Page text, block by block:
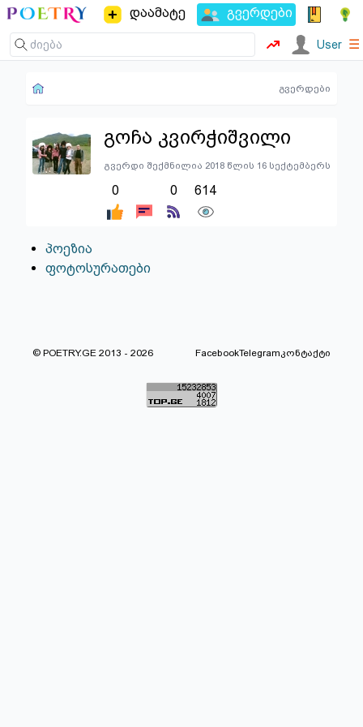
დაამატე გვერდები
User ☰
გვერდები
გოჩა კვირჭიშვილი
გვერდი შექმნილია 2018 წლის 16 სექტემბერს
0 0 614
პოეზია
ფოტოსურათები
© POETRY.GE 2013 - 2026 FacebookTelegramკონტაქტი